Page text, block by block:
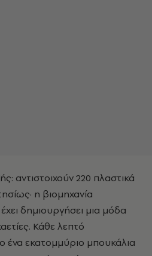
αντιστοιχούν 220 πλαστικά
η βιομηχανία
έχει δημιουργήσει μια μόδα
Κάθε λεπτό
ένα εκατομμύριο μπουκάλια